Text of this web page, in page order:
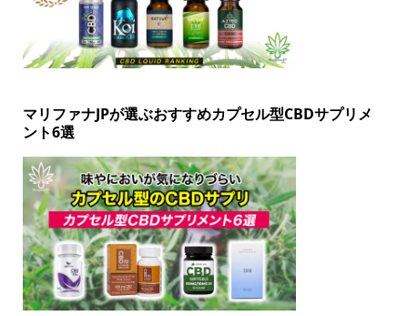
マリファナJPが選ぶおすすめカプセル型CBDサプリメ
ント6選